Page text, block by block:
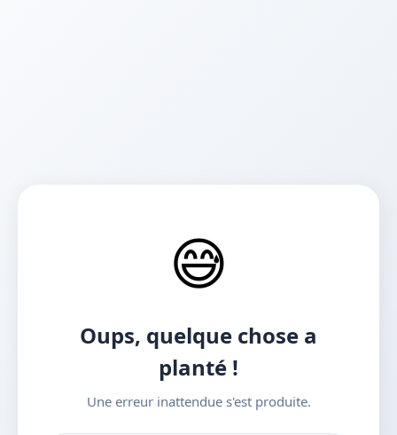
😅
Oups, quelque chose a
planté !
Une erreur inattendue s'est produite.